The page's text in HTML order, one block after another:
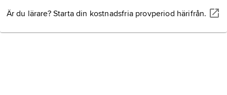
Är du lärare? Starta din kostnadsfria provperiod härifrån.